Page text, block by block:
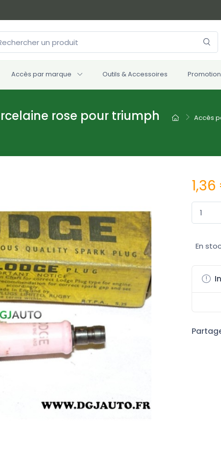
Accès par marque Outils & Accessoires
Accès
rose pour triumph
En